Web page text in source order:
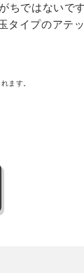
ちではないで
タイプのアテ
ます。